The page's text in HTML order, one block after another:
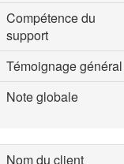
Compétence du
support
Témoignage général
Note globale
Nom du client